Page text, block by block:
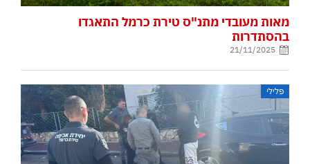
מאות מעובדי מתנ"ס טירת כרמל התאגדו
בהסתדרות
21/11/2025
פלילי